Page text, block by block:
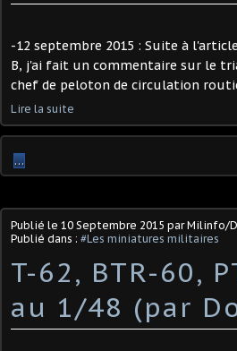
-12 septembre 2015 : Suite à
B, j'ai fait un commentaire sur le
chef de peloton de circulation
Lire la suite
…
Publié le 10 Septembre 2015 par Milinfo/
Publié dans : #Les miniatures militaires
T-62, BTR-60,
au 1/48 (par